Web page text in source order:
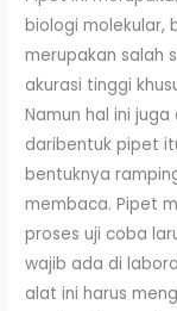
biologi molekular,
merupakan salah
akurasi tinggi
Namun hal ini
daribentuk pipet
bentuknya
membaca. Pipet
proses uji coba
wajib ada di
alat ini harus